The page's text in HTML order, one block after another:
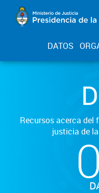
DATOS
Recursos acerca del
justicia de